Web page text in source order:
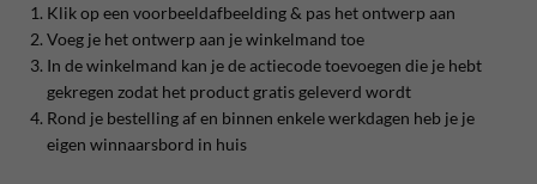
Klik op een voorbeeldafbeelding & pas het ontwerp aan
Voeg je het ontwerp aan je winkelmand toe
In de winkelmand kan je de actiecode toevoegen die je hebt
gekregen zodat het product gratis geleverd wordt
Rond je bestelling af en binnen enkele werkdagen heb je je
eigen winnaarsbord in huis